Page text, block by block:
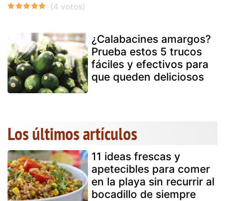
¿Calabacines amargos?
Prueba estos 5 trucos
fáciles y efectivos para
que queden deliciosos
Los últimos artículos
11 ideas frescas y
apetecibles para comer
en la playa sin recurrir al
bocadillo de siempre